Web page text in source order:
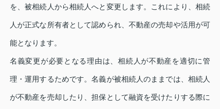
を、被相続人から相続人へと変更します。これにより、相続
人が正式な所有者として認められ、不動産の売却や活用が可
能となります。
名義変更が必要となる理由は、相続人が不動産を適切に管
理・運用するためです。名義が被相続人のままでは、相続人
が不動産を売却したり、担保として融資を受けたりする際に